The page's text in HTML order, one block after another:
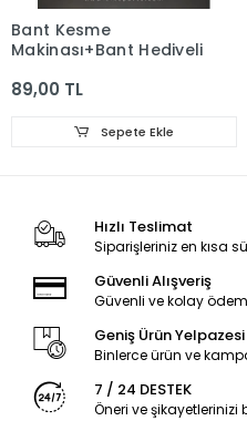
Bant Kesme
Makinası+Bant Hediyeli
89,00 TL
Sepete Ekle
Hızlı Teslimat
Siparişleriniz en kısa
Güvenli Alışveriş
Güvenli ve kolay
Geniş Ürün Yelpazesi
Binlerce ürün ve
7 / 24 DESTEK
Öneri ve şikayetlerinizi